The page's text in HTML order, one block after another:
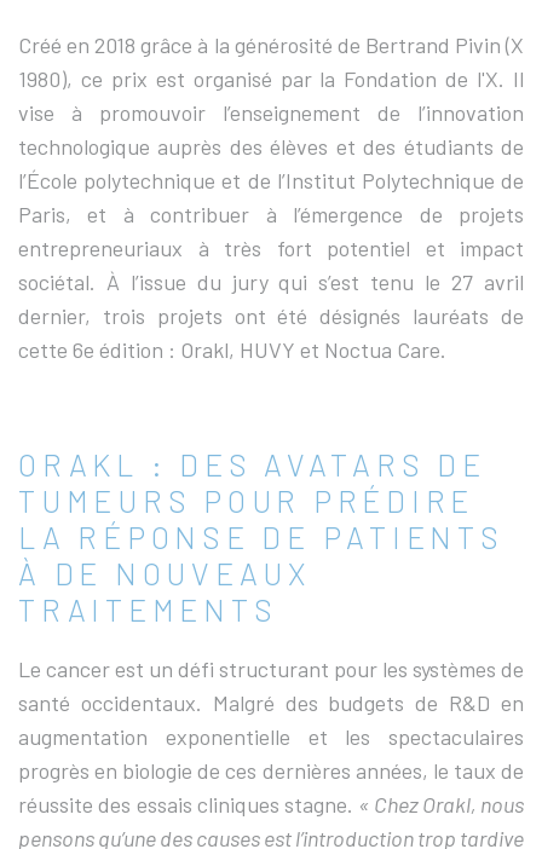
Créé en 2018 grâce à la générosité de Bertrand Pivin (X
1980), ce prix est organisé par la Fondation de l'X. Il
vise à promouvoir l’enseignement de l’innovation
technologique auprès des élèves et des étudiants de
l’École polytechnique et de l’Institut Polytechnique de
Paris, et à contribuer à l’émergence de projets
entrepreneuriaux à très fort potentiel et impact
sociétal. À l’issue du jury qui s’est tenu le 27 avril
dernier, trois projets ont été désignés lauréats de
cette 6e édition : Orakl, HUVY et Noctua Care.
ORAKL : DES AVATARS DE
TUMEURS POUR PRÉDIRE
LA RÉPONSE DE PATIENTS
À DE NOUVEAUX
TRAITEMENTS
Le cancer est un défi structurant pour les systèmes de
santé occidentaux. Malgré des budgets de R&D en
augmentation exponentielle et les spectaculaires
progrès en biologie de ces dernières années, le taux de
réussite des essais cliniques stagne. « Chez Orakl, nous
pensons qu’une des causes est l’introduction trop tardive